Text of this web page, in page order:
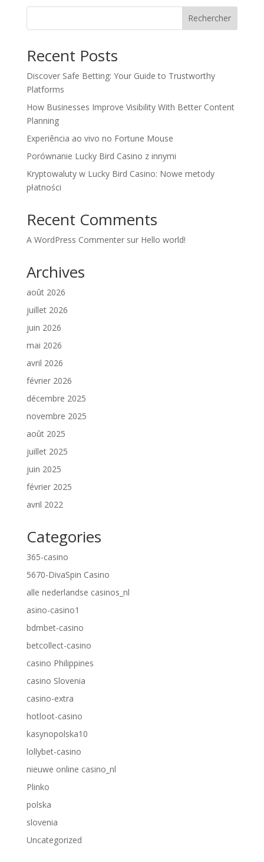
Rechercher
Recent Posts
Discover Safe Betting: Your Guide to Trustworthy
Platforms
How Businesses Improve Visibility With Better Content
Planning
Experiência ao vivo no Fortune Mouse
Porównanie Lucky Bird Casino z innymi
Kryptowaluty w Lucky Bird Casino: Nowe metody
płatności
Recent Comments
A WordPress Commentersur Hello world!
Archives
août 2026
juillet 2026
juin 2026
mai 2026
avril 2026
février 2026
décembre 2025
novembre 2025
août 2025
juillet 2025
juin 2025
février 2025
avril 2022
Categories
365-casino
5670-DivaSpin Casino
alle nederlandse casinos_nl
asino-casino1
bdmbet-casino
betcollect-casino
casino Philippines
casino Slovenia
casino-extra
hotloot-casino
kasynopolska10
lollybet-casino
nieuwe online casino_nl
Plinko
polska
slovenia
Uncategorized